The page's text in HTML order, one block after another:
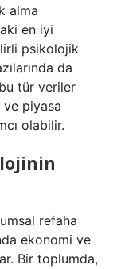
alma
en iyi
psikolojik
da
tür veriler
ve piyasa
olabilir.
refaha
ekonomi ve
Bir toplumda,